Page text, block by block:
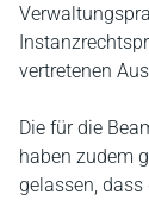
vertretenen
Die für die
haben zudem
gelassen,